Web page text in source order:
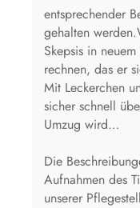
entsprechender
gehalten
Skepsis in
rechnen, das er
Mit Leckerchen
sicher schnell
Umzug wird…
Die
Aufnahmen des
unserer